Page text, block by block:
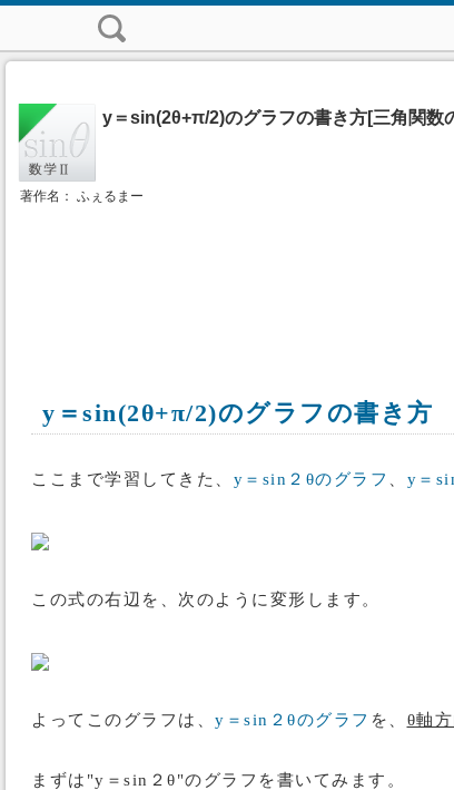
y＝sin(2θ+π/2)のグラフの書き方[三角関数
著作名： ふぇるまー
y＝sin(2θ+π/2)のグラフの書き方
ここまで学習してきた、 y＝sin２θのグラフ y＝
この式の右辺を、次のように変形します。
よってこのグラフは、 y＝sin２θのグラフ を、 θ軸
まずは"y＝sin２θ"のグラフを書いてみます。